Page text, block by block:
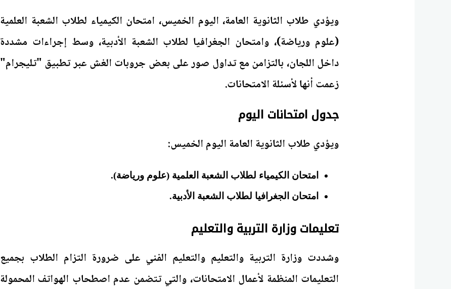
ويؤدي طلاب الثانوية العامة، اليوم الخميس، امتحان الكيمياء لطلاب الشعبة العلمية
(علوم ورياضة)، وامتحان الجغرافيا لطلاب الشعبة الأدبية، وسط إجراءات مشددة
داخل اللجان، بالتزامن مع تداول صور على بعض جروبات الغش عبر تطبيق "تليجرام"
زعمت أنها لأسئلة الامتحانات.
جدول امتحانات اليوم
ويؤدي طلاب الثانوية العامة اليوم الخميس:
امتحان الكيمياء لطلاب الشعبة العلمية (علوم ورياضة).
امتحان الجغرافيا لطلاب الشعبة الأدبية.
تعليمات وزارة التربية والتعليم
وشددت وزارة التربية والتعليم والتعليم الفني على ضرورة التزام الطلاب بجميع
التعليمات المنظمة لأعمال الامتحانات، والتي تتضمن عدم اصطحاب الهواتف المحمولة